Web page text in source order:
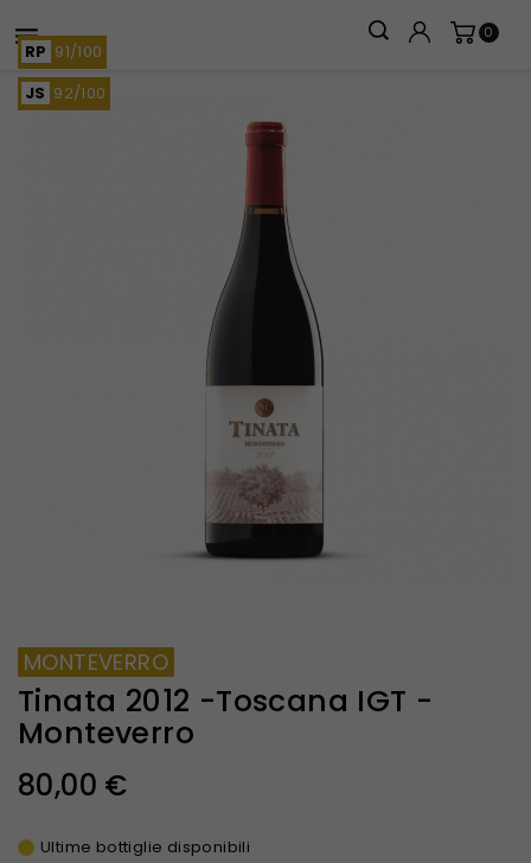
 0
RP 91/100
JS 92/100
MONTEVERRO
Tinata 2012 -Toscana IGT -
Monteverro
80,00 €
Ultime bottiglie disponibili